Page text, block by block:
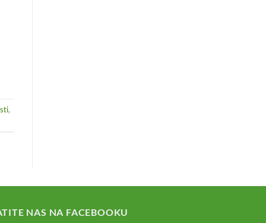
,
NAS NA FACEBOOKU